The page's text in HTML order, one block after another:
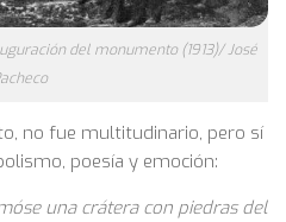
del monumento (1913)/ José
no fue multitudinario, pero sí
poesía y emoción:
una crátera con piedras del